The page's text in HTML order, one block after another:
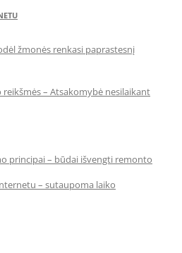
žmonės renkasi paprastesnį
– Atsakomybė nesilaikant
principai – būdai išvengti remonto
– sutaupoma laiko